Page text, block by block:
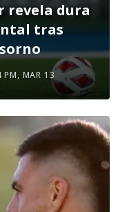
revela dura
tras
PM, MAR 13